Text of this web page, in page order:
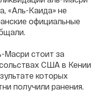
«Аль-Каида» не
официальные
Масри стоит за
США в Кении
которых
получили ранения.